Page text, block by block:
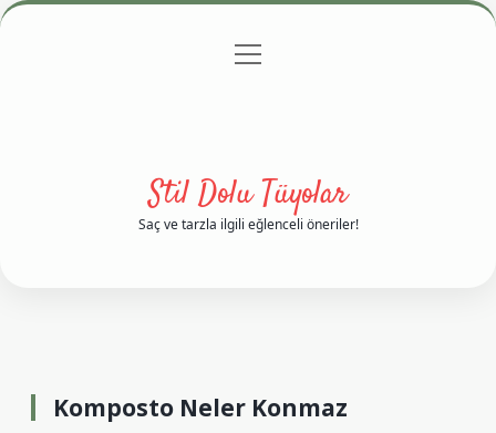
Gizlilik Politikası
menüyü
Stil Dolu Tüyolar
Saç ve tarzla ilgili eğlenceli öneriler!
Komposto Neler Konmaz